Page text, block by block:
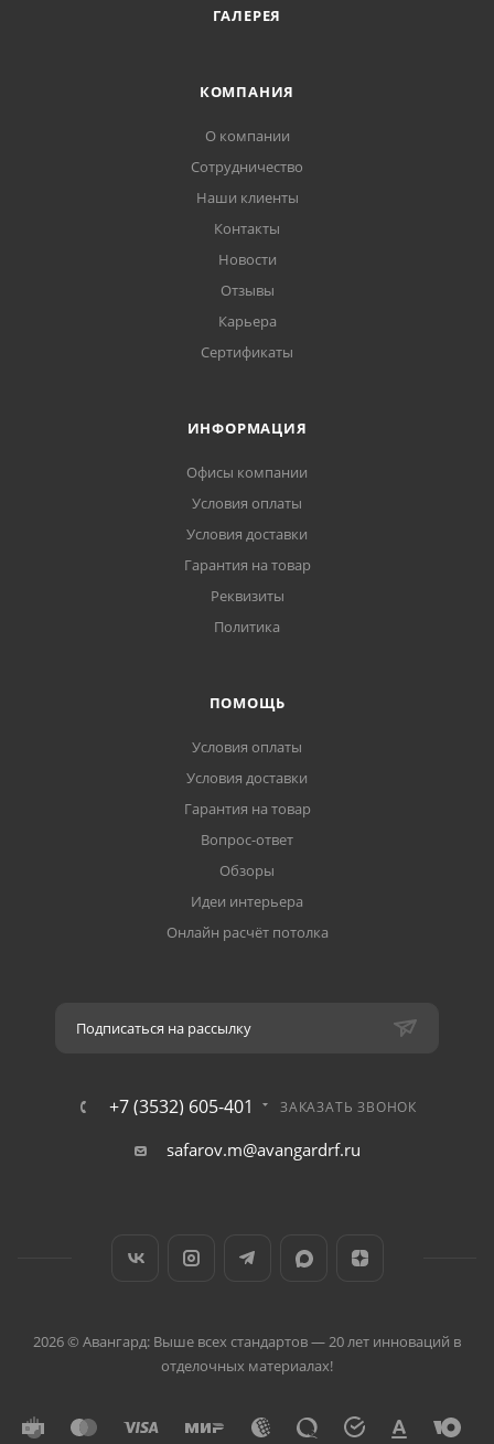
ГАЛЕРЕЯ
КОМПАНИЯ
О компании
Сотрудничество
Наши клиенты
Контакты
Новости
Отзывы
Карьера
Сертификаты
ИНФОРМАЦИЯ
Офисы компании
Условия оплаты
Условия доставки
Гарантия на товар
Реквизиты
Политика
ПОМОЩЬ
Условия оплаты
Условия доставки
Гарантия на товар
Вопрос-ответ
Обзоры
Идеи интерьера
Онлайн расчёт потолка
Подписаться на рассылку
+7 (3532) 605-401 ЗАКАЗАТЬ ЗВОНОК
safarov.m@avangardrf.ru
2026 © Авангард: Выше всех стандартов — 20 лет инноваций в
отделочных материалах!